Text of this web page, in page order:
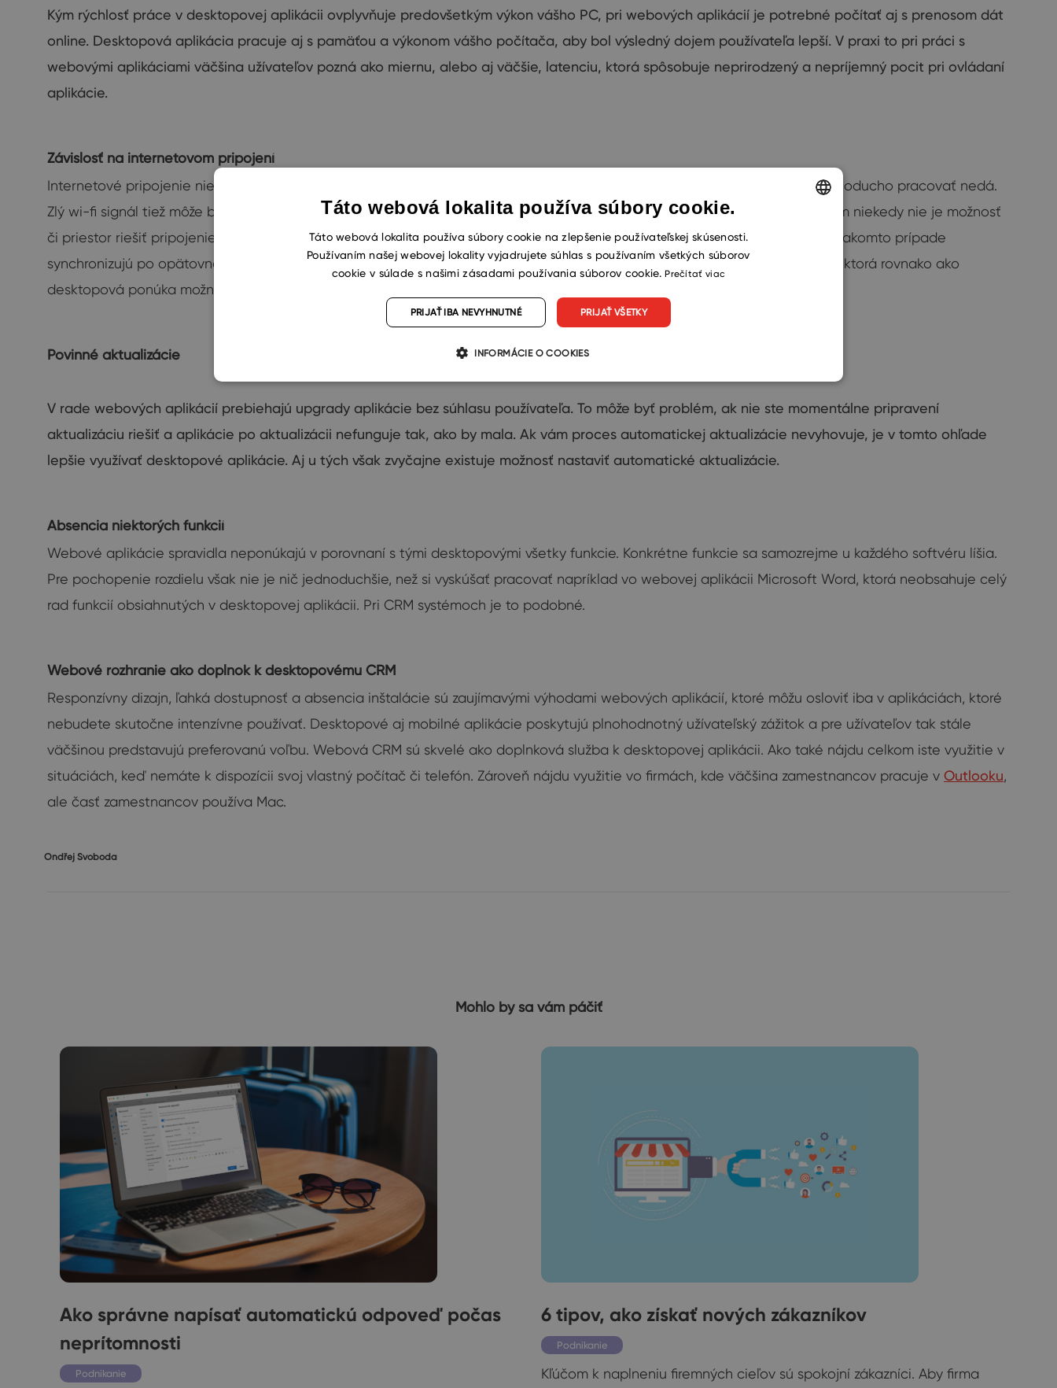
Kým rýchlosť práce v desktopovej aplikácii ovplyvňuje predovšetkým výkon vášho PC, pri webových aplikácií je potrebné počítať aj s prenosom dát
online. Desktopová aplikácia pracuje aj s pamäťou a výkonom vášho počítača, aby bol výsledný dojem používateľa lepší. V praxi to pri práci s
webovými aplikáciami väčšina užívateľov pozná ako miernu, alebo aj väčšie, latenciu, ktorá spôsobuje neprirodzený a nepríjemný pocit pri ovládaní
aplikácie.
Závislosť na internetovom pripojení
Internetové pripojenie nie je pre webové aplikácie len dôležité. Je priamo životne dôležité. V prípade straty pripojenia jednoducho pracovať nedá.
Zlý wi-fi signál tiež môže byť zdrojom frustrácie z pomalej práce so systémom. Pri cestovaní a rokovaniach mimo firmu pritom niekedy nie je možnosť
či priestor riešiť pripojenie. Desktopovú aplikáciu pritom môžete využiť offline, kedykoľvek potrebujete pracovať. Dáta sa v takomto prípade
synchronizujú po opätovnom pripojení. A ak na cestách nemožno využiť notebook, môžete využiť ajCRM mobilnú aplikáciu
, ktorá rovnako ako
desktopová ponúka možnosť pracovať offline.
Povinné aktualizácie
V rade webových aplikácií prebiehajú upgrady aplikácie bez súhlasu používateľa. To môže byť problém, ak nie ste momentálne pripravení
aktualizáciu riešiť a aplikácie po aktualizácii nefunguje tak, ako by mala. Ak vám proces automatickej aktualizácie nevyhovuje, je v tomto ohľade
lepšie využívať desktopové aplikácie. Aj u tých však zvyčajne existuje možnosť nastaviť automatické aktualizácie.
Absencia niektorých funkcií
Webové aplikácie spravidla neponúkajú v porovnaní s tými desktopovými všetky funkcie. Konkrétne funkcie sa samozrejme u každého softvéru líšia.
Pre pochopenie rozdielu však nie je nič jednoduchšie, než si vyskúšať pracovať napríklad vo webovej aplikácii Microsoft Word, ktorá neobsahuje celý
rad funkcií obsiahnutých v desktopovej aplikácii. Pri CRM systémoch je to podobné.
Webové rozhranie ako doplnok k desktopovému CRM
Responzívny dizajn, ľahká dostupnosť a absencia inštalácie sú zaujímavými výhodami webových aplikácií, ktoré môžu osloviť iba v aplikáciách, ktoré
nebudete skutočne intenzívne používať. Desktopové aj mobilné aplikácie poskytujú plnohodnotný užívateľský zážitok a pre užívateľov tak stále
väčšinou predstavujú preferovanú voľbu. Webová CRM sú skvelé ako doplnková služba k desktopovej aplikácii. Ako také nájdu celkom iste využitie v
situáciách, keď nemáte k dispozícii svoj vlastný počítač či telefón. Zároveň nájdu využitie vo firmách, kde väčšina zamestnancov pracuje v Outlooku,
ale časť zamestnancov používa Mac.
Ondřej Svoboda
Mohlo by sa vám páčiť
Ako správne napísať automatickú odpoveď počas
neprítomnosti
Podnikanie
6 tipov, ako získať nových zákazníkov
Podnikanie
Kľúčom k naplneniu firemných cieľov sú spokojní zákazníci. Aby firma
Táto webová lokalita používa súbory cookie.
Táto webová lokalita používa súbory cookie na zlepšenie používateľskej skúsenosti.
Používaním našej webovej lokality vyjadrujete súhlas s používaním všetkých súborov
cookie v súlade s našimi zásadami používania súborov cookie. Prečítať viac
PRIJAŤ VŠETKY
PRIJAŤ IBA NEVYHNUTNÉ
INFORMÁCIE O COOKIES